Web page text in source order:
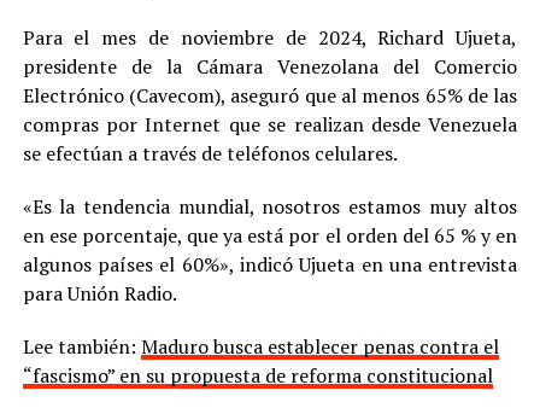
Para el mes de noviembre de 2024, Richard Ujueta,
presidente de la Cámara Venezolana del Comercio
Electrónico (Cavecom), aseguró que al menos 65% de las
compras por Internet que se realizan desde Venezuela
se efectúan a través de teléfonos celulares.
«Es la tendencia mundial, nosotros estamos muy altos
en ese porcentaje, que ya está por el orden del 65 % y en
algunos países el 60%», indicó Ujueta en una entrevista
para Unión Radio.
Lee también: Maduro busca establecer penas contra el
“fascismo” en su propuesta de reforma constitucional